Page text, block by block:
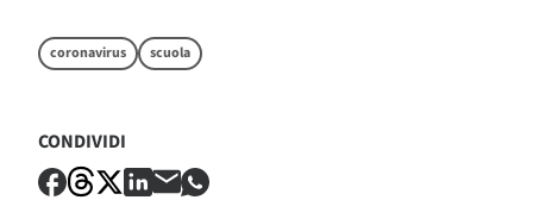
coronavirus scuola
CONDIVIDI